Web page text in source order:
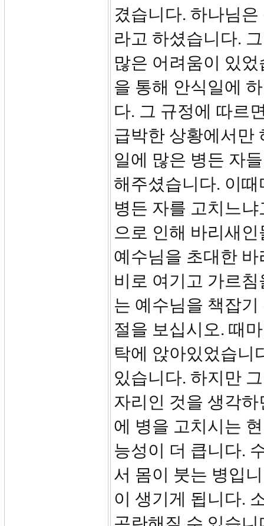
겼습니다. 하나님
라고 하셨습니다.
많은 어려움이 있
을 통해 안식일에
다. 그 규정에 따르
급박한 상황에서만
일에 많은 병든 자
해주셨습니다. 이
병든 자를 고치느
으로 인해 바리새
예수님을 초대한
비로 여기고 가르
는 예수님을 책잡
절을 보십시오. 때
탁에 앉아있었습니
있습니다. 하지만
자리인 것을 생각
에 병을 고치시는
능성이 더 큽니다.
서 몸이 붓는 병입
이 생기게 됩니다.